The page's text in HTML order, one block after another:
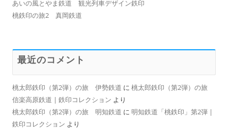
あいの風とやま鉄道 観光列車デザイン鉄印
桃鉄印の旅2 真岡鉄道
最近のコメント
桃太郎鉄印（第2弾）の旅 伊勢鉄道 に 桃太郎鉄印（第2弾）の旅
信楽高原鉄道 | 鉄印コレクション より
桃太郎鉄印（第2弾）の旅 明知鉄道 に 明知鉄道「桃鉄印」第2弾 |
鉄印コレクション より